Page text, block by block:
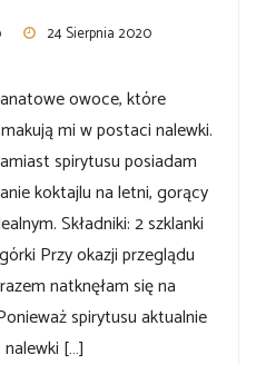
24 Sierpnia 2020
owoce, które
mi w postaci nalewki.
spirytusu posiadam
koktajlu na letni, gorący
Składniki: 2 szklanki
Przy okazji przeglądu
natknęłam się na
spirytusu aktualnie
[…]